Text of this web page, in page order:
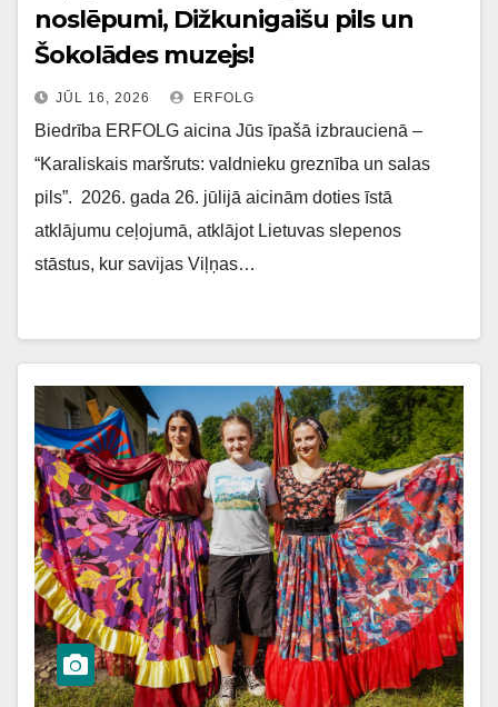
noslēpumi, Dižkunigaišu pils un
Šokolādes muzejs!
JŪL 16, 2026 ERFOLG
Biedrība ERFOLG aicina Jūs īpašā izbraucienā –
“Karaliskais maršruts: valdnieku greznība un salas
pils”. 2026. gada 26. jūlijā aicinām doties īstā
atklājumu ceļojumā, atklājot Lietuvas slepenos
stāstus, kur savijas Viļņas…